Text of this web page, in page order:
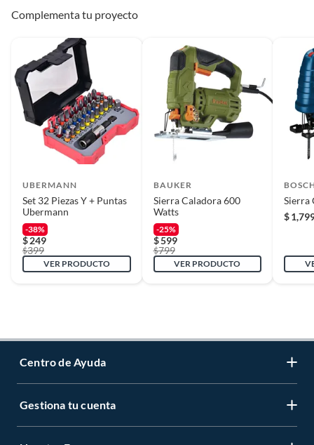
Complementa tu proyecto
UBERMANN
Set 32 Piezas Y + Puntas
Ubermann
-38%
$249
$399
VER PRODUCTO
BAUKER
Sierra Caladora 600
Watts
-25%
$599
$799
VER PRODUCTO
Sierra
$
Centro de Ayuda
Servicio al Cliente
Gestiona tu cuenta